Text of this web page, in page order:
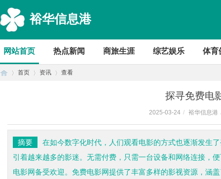
裕华信息港
网站首页 热点新闻 商旅生涯 综艺娱乐 体育
首页 资讯 查看
探寻免费电
2025-03-24 / 裕华信息港
摘要
在如今数字化时代，人们观看电影的方式也逐渐发生
引着越来越多的影迷。无需付费，只需一台设备和网络连接，
电影网备受欢迎。免费电影网提供了丰富多样的影视资源，涵